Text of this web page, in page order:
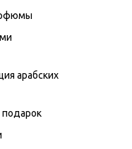
арабских
подарок